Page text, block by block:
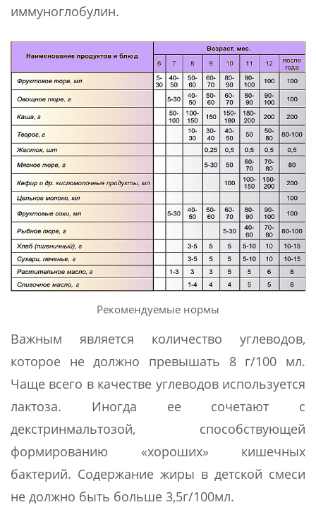
иммуноглобулин.
Рекомендуемые нормы
Важным является количество углеводов,
которое не должно превышать 8 г/100 мл.
Чаще всего в качестве углеводов используется
лактоза. Иногда ее сочетают с
декстринмальтозой, способствующей
формированию «хороших» кишечных
бактерий. Содержание жиры в детской смеси
не должно быть больше 3,5г/100мл.